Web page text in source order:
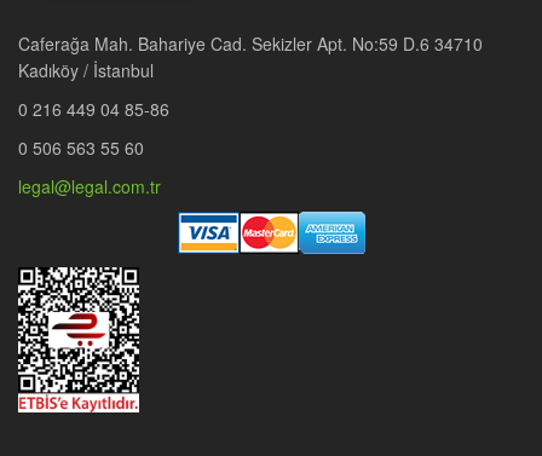
Caferağa Mah. Bahariye Cad. Sekizler Apt. No:59 D.6 34710
Kadıköy / İstanbul
0 216 449 04 85-86
0 506 563 55 60
legal@legal.com.tr